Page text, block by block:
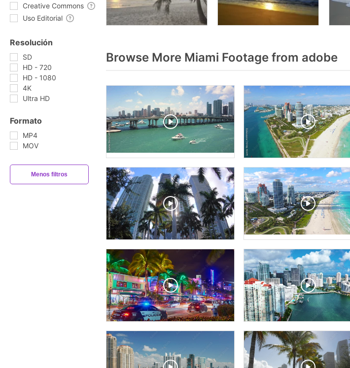
Creative Commons
Uso Editorial
Resolución
SD
HD - 720
HD - 1080
4K
Ultra HD
Formato
MP4
MOV
Menos filtros
Browse More Miami Footage from adobe